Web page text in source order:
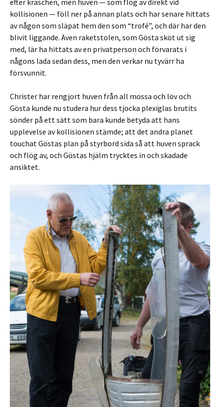
kollisionen — föll ner på annan plats och har senare hittats
av någon som släpat hem den som “trofé”, och där har den
blivit liggande. Även raketstolen, som Gösta sköt ut sig
med, lär ha hittats av en privatperson och förvarats i
någons lada sedan dess, men den verkar nu tyvärr ha
försvunnit.
Christer har rengjort huven från all mossa och löv och
Gösta kunde nu studera hur dess tjocka plexiglas brutits
sönder på ett sätt som bara kunde betyda att hans
upplevelse av kollisionen stämde; att det andra planet
touchat Göstas plan på styrbord sida så att huven sprack
och flög av, och Göstas hjälm trycktes in och skadade
ansiktet.